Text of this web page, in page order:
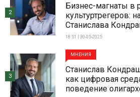
Бизнес-магнаты в
культуртрегеров:
Станислава
18:51 | 30-05-2025
2
МНЕНИЯ
Станислав
как цифровая
поведение
3